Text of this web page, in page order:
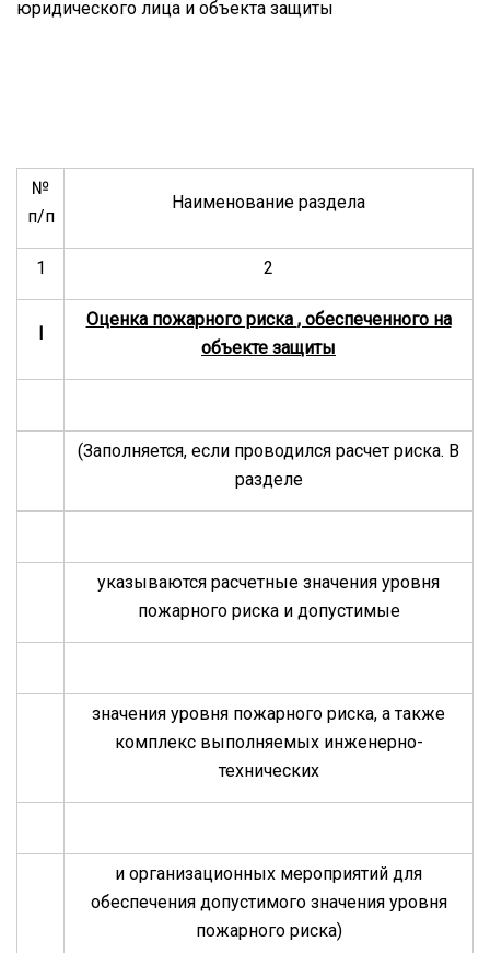
юридического лица и объекта защиты
№
п/п
Наименование раздела
1 2
I
Оценка пожарного риска , обеспеченного на
объекте защиты
(Заполняется, если проводился расчет риска. В
разделе
указываются расчетные значения уровня
пожарного риска и допустимые
значения уровня пожарного риска, а также
комплекс выполняемых инженерно-
технических
и организационных мероприятий для
обеспечения допустимого значения уровня
пожарного риска)